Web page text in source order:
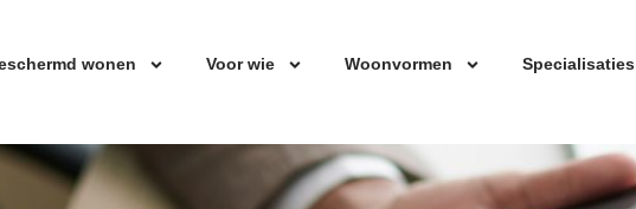
wonen Voor wie Woonvormen Specialisaties